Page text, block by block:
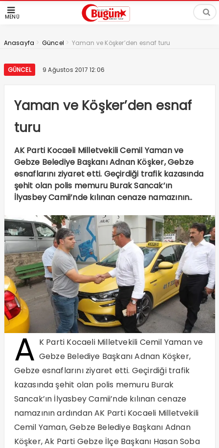
MENÜ
Anasayfa > Güncel > Yaman ve Köşker’den esnaf turu
GÜNCEL 9 Ağustos 2017 12:06
Yaman ve Köşker’den esnaf
turu
AK Parti Kocaeli Milletvekili Cemil Yaman ve
Gebze Belediye Başkanı Adnan Köşker, Gebze
esnaflarını ziyaret etti. Geçirdiği trafik kazasında
şehit olan polis memuru Burak Sancak’ın
İlyasbey Camii’nde kılınan cenaze namazının..
A K Parti Kocaeli Milletvekili Cemil Yaman ve
Gebze Belediye Başkanı Adnan Köşker,
Gebze esnaflarını ziyaret etti. Geçirdiği trafik
kazasında şehit olan polis memuru Burak
Sancak’ın İlyasbey Camii’nde kılınan cenaze
namazının ardından AK Parti Kocaeli Milletvekili
Cemil Yaman, Gebze Belediye Başkanı Adnan
Köşker, Ak Parti Gebze İlçe Başkanı Hasan Soba